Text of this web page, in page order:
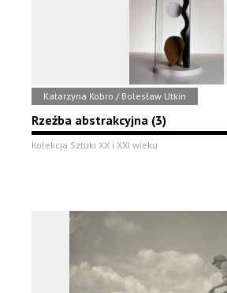
Katarzyna Kobro / Bolesław Utkin
Rzeźba abstrakcyjna (3)
Kolekcja Sztuki XX i XXI wieku